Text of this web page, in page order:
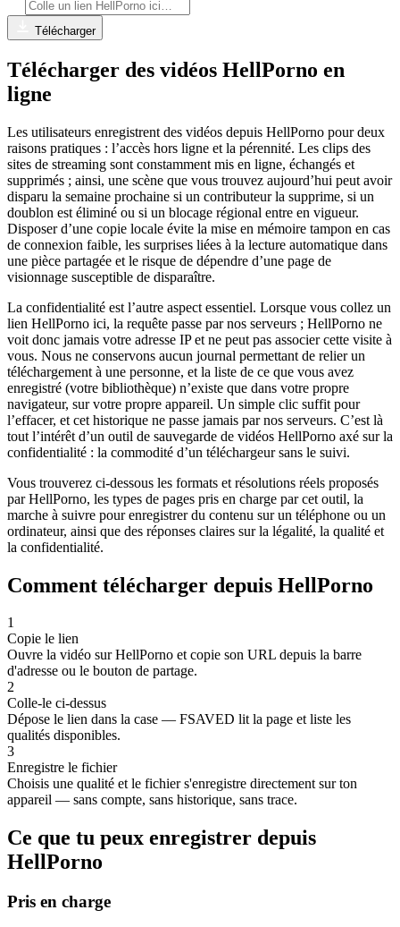
Télécharger
Télécharger des vidéos HellPorno en
ligne
Les utilisateurs enregistrent des vidéos depuis HellPorno pour deux
raisons pratiques : l’accès hors ligne et la pérennité. Les clips des
sites de streaming sont constamment mis en ligne, échangés et
supprimés ; ainsi, une scène que vous trouvez aujourd’hui peut avoir
disparu la semaine prochaine si un contributeur la supprime, si un
doublon est éliminé ou si un blocage régional entre en vigueur.
Disposer d’une copie locale évite la mise en mémoire tampon en cas
de connexion faible, les surprises liées à la lecture automatique dans
une pièce partagée et le risque de dépendre d’une page de
visionnage susceptible de disparaître.
La confidentialité est l’autre aspect essentiel. Lorsque vous collez un
lien HellPorno ici, la requête passe par nos serveurs ; HellPorno ne
voit donc jamais votre adresse IP et ne peut pas associer cette visite à
vous. Nous ne conservons aucun journal permettant de relier un
téléchargement à une personne, et la liste de ce que vous avez
enregistré (votre bibliothèque) n’existe que dans votre propre
navigateur, sur votre propre appareil. Un simple clic suffit pour
l’effacer, et cet historique ne passe jamais par nos serveurs. C’est là
tout l’intérêt d’un outil de sauvegarde de vidéos HellPorno axé sur la
confidentialité : la commodité d’un téléchargeur sans le suivi.
Vous trouverez ci-dessous les formats et résolutions réels proposés
par HellPorno, les types de pages pris en charge par cet outil, la
marche à suivre pour enregistrer du contenu sur un téléphone ou un
ordinateur, ainsi que des réponses claires sur la légalité, la qualité et
la confidentialité.
Comment télécharger depuis HellPorno
1
Copie le lien
Ouvre la vidéo sur HellPorno et copie son URL depuis la barre
d'adresse ou le bouton de partage.
2
Colle-le ci-dessus
Dépose le lien dans la case — FSAVED lit la page et liste les
qualités disponibles.
3
Enregistre le fichier
Choisis une qualité et le fichier s'enregistre directement sur ton
appareil — sans compte, sans historique, sans trace.
Ce que tu peux enregistrer depuis
HellPorno
Pris en charge